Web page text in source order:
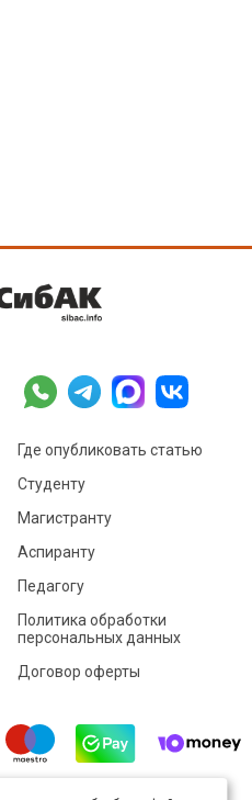
Где опубликовать статью
Студенту
Магистранту
Аспиранту
Педагогу
Политика обработки
персональных данных
Договор оферты